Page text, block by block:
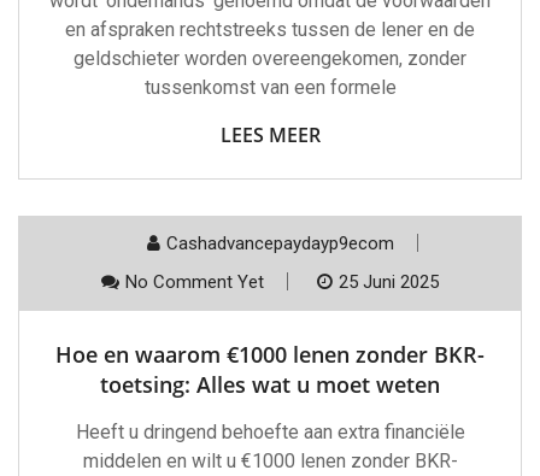
en afspraken rechtstreeks tussen de lener en de
geldschieter worden overeengekomen, zonder
tussenkomst van een formele
LEES MEER
Cashadvancepaydayp9ecom
No Comment Yet
25 Juni 2025
Hoe en waarom €1000 lenen zonder BKR-
toetsing: Alles wat u moet weten
Heeft u dringend behoefte aan extra financiële
middelen en wilt u €1000 lenen zonder BKR-